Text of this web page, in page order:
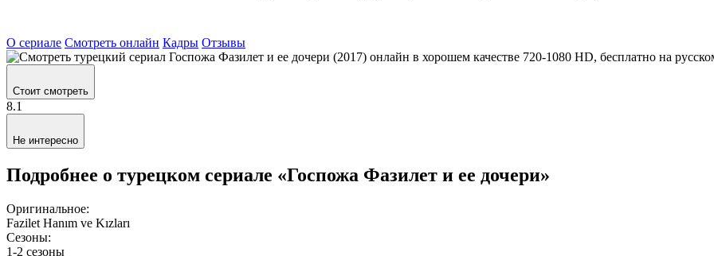
О сериале Смотреть онлайн Кадры Отзывы
Стоит смотреть
8.1
Не интересно
Подробнее о турецком сериале «Госпожа Фазилет и ее дочери»
Оригинальное:
Fazilet Hanım ve Kızları
Сезоны:
1-2 сезоны